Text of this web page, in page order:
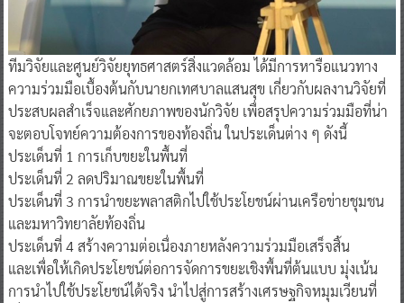
ทีมวิจัยและศูนย์วิจัยยุทธศาสตร์สิ่งแวดล้อม ได้มีการหารือแนวทาง
ความร่วมมือเบื้องต้นกับนายกเทศบาลแสนสุข เกี่ยวกับผลงานวิจัยที่
ประสบผลสำเร็จและศักยภาพของนักวิจัย เพื่อสรุปความร่วมมือที่น่า
จะตอบโจทย์ความต้องการของท้องถิ่น ในประเด็นต่าง ๆ ดังนี้
ประเด็นที่ 1 การเก็บขยะในพื้นที่
ประเด็นที่ 2 ลดปริมาณขยะในพื้นที่
ประเด็นที่ 3 การนำขยะพลาสติกไปใช้ประโยชน์ผ่านเครือข่ายชุมชน
และมหาวิทยาลัยท้องถิ่น
ประเด็นที่ 4 สร้างความต่อเนื่องภายหลังความร่วมมือเสร็จสิ้น
และเพื่อให้เกิดประโยชน์ต่อการจัดการขยะเชิงพื้นที่ต้นแบบ มุ่งเน้น
การนำไปใช้ประโยชน์ได้จริง นำไปสู่การสร้างเศรษฐกิจหมุมเวียนที่